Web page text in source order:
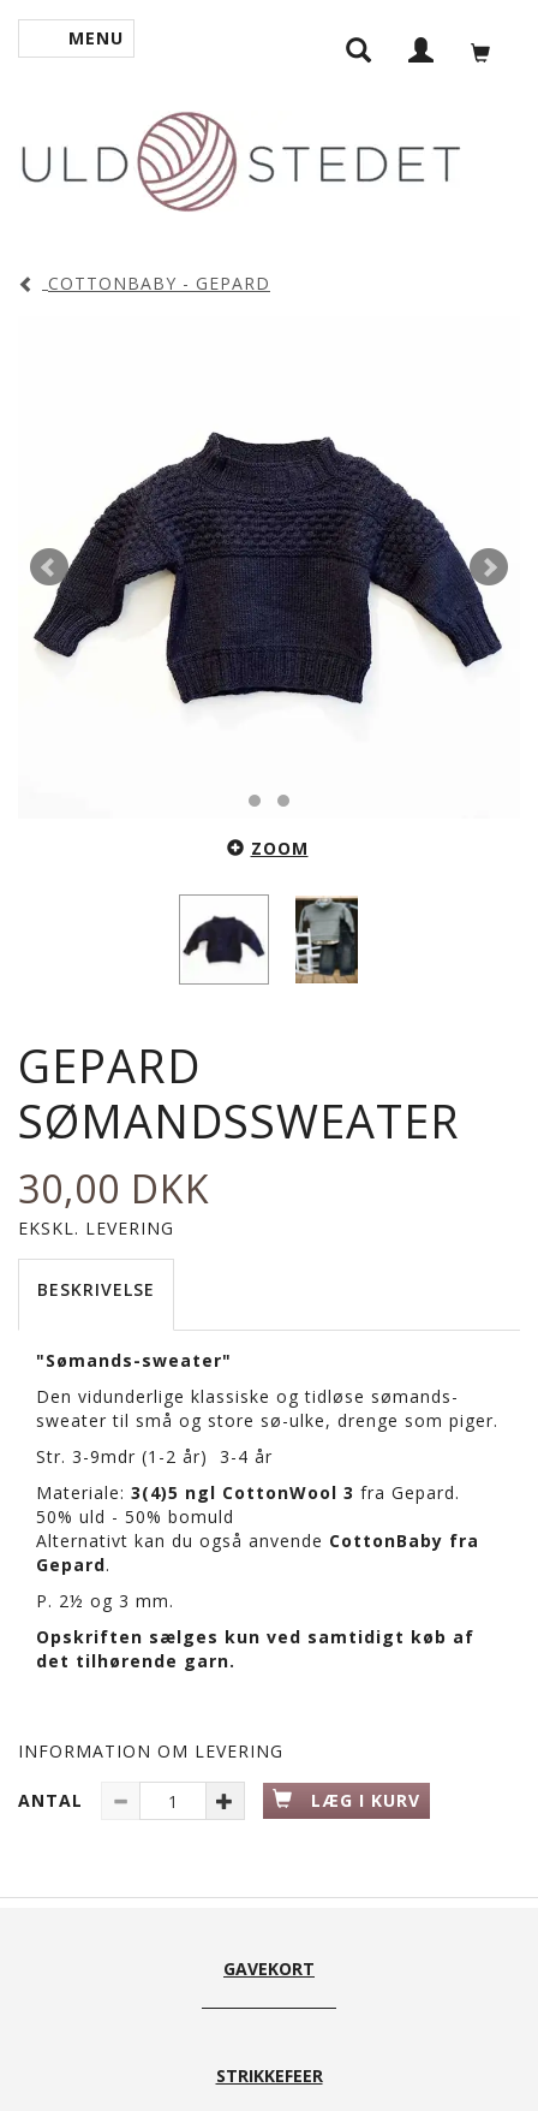
SKIFTE NAVIGATION
MENU
COTTONBABY - GEPARD
ZOOM
GEPARD
SØMANDSSWEATER
30,00 DKK
EKSKL. LEVERING
BESKRIVELSE
"Sømands-sweater"
Den vidunderlige klassiske og tidløse sømands-
sweater til små og store sø-ulke, drenge som piger.
Str. 3-9mdr (1-2 år) 3-4 år
Materiale: 3(4)5 ngl CottonWool 3 fra Gepard.
50% uld - 50% bomuld
Alternativt kan du også anvende CottonBaby fra
Gepard.
P. 2½ og 3 mm.
Opskriften sælges kun ved samtidigt køb af
det tilhørende garn.
INFORMATION OM LEVERING
ANTAL LÆG I KURV
GAVEKORT
STRIKKEFEER